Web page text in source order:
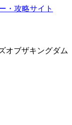
オブザキングダム